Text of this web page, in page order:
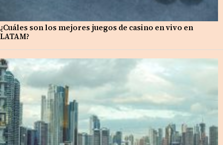
¿Cuáles son los mejores juegos de casino en vivo en
LATAM?